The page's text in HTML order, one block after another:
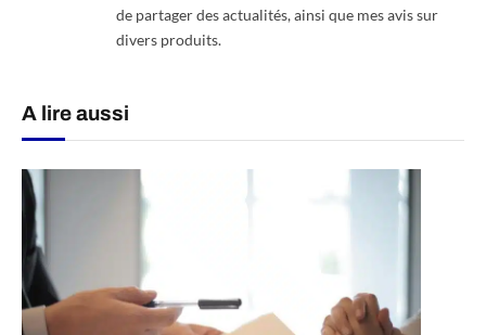
de partager des actualités, ainsi que mes avis sur
divers produits.
A lire aussi